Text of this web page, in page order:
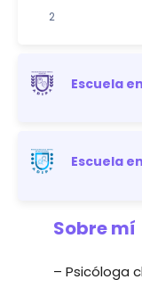
2
Escuela
Escuela
Sobre mí
– Psicóloga